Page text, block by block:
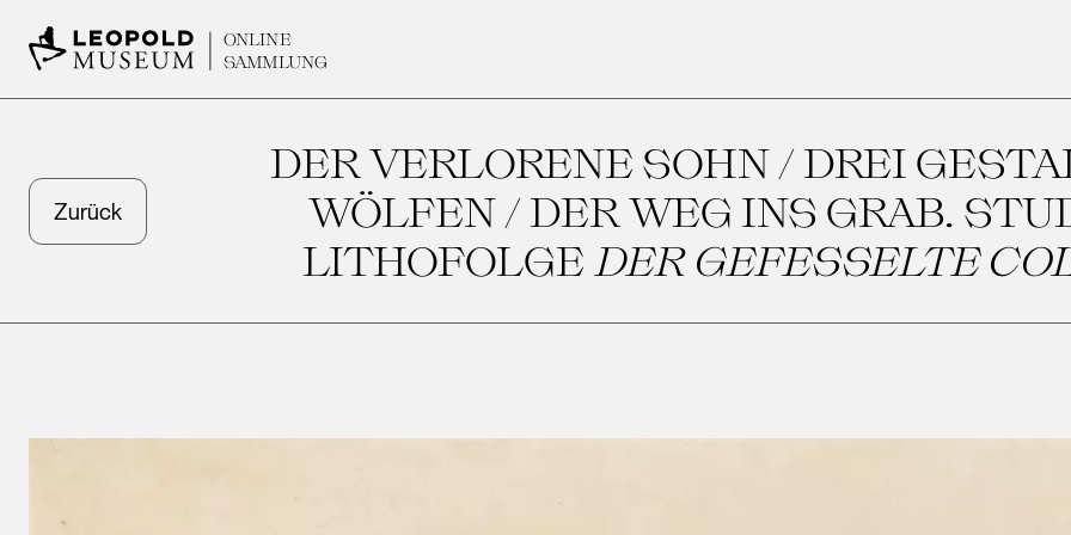
ONLINE
SAMMLUNG
Zurück
DER VERLORENE SOHN / DREI
WÖLFEN / DER WEG INS GRAB.
LITHOFOLGE DER GEFESSELTE